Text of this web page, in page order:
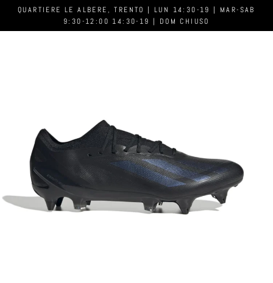
QUARTIERE LE ALBERE, TRENTO | LUN 14:30-19 | MAR-SAB
9:30-12:00 14:30-19 | DOM CHIUSO